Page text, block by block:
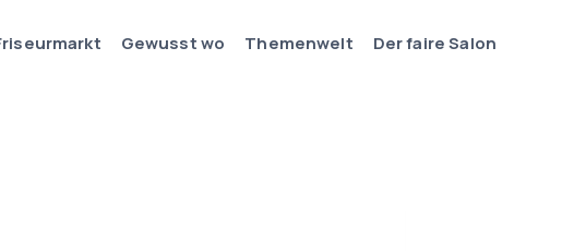
Gewusst wo Themenwelt Der faire Salon